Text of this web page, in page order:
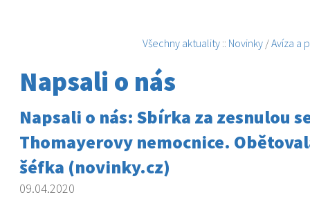
Všechny aktuality :: Novinky /Avíza a
Napsali o nás
Napsali o nás: Sbírka za zesnulou
Thomayerovy nemocnice.
šéfka (novinky.cz)
09.04.2020